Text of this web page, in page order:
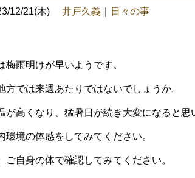
12/21(木) 井戸久義 日々の事
雨明けが早いようです。
では来週あたりではないでしょうか。
が高くなり、猛暑日が続き大変になると思
境の体感をしてみてください。
自身の体で確認してみてください。